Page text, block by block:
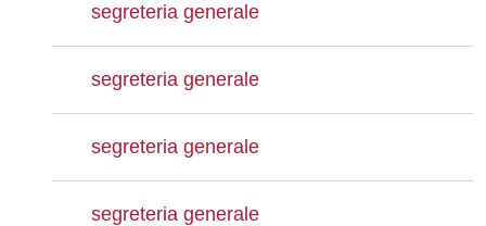
segreteria generale
segreteria generale
segreteria generale
segreteria generale